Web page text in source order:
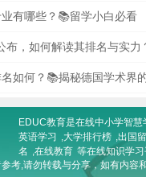
有哪些？📚留学小白必看
布，如何解读其排名与实力
如何？📚揭秘德国学术界
EDUC教育是在线中小学智慧
英语学习
,大学排行榜 ,出国
名 ,在线教育 等在线知识学
考,请勿转载与分享，如有内容